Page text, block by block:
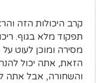
קרב היכולות הזה
תפקוד מלא בגוף.
מסירה ומוכן לעוט
הזאת, אתה יכול
והשחורה, אבל אתה